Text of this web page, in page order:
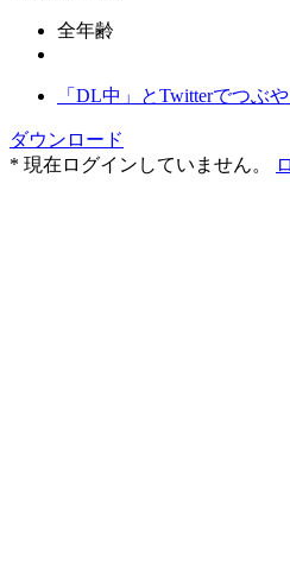
全年齢
「DL中」とTwitterでつぶや
ダウンロード
* 現在ログインしていません。